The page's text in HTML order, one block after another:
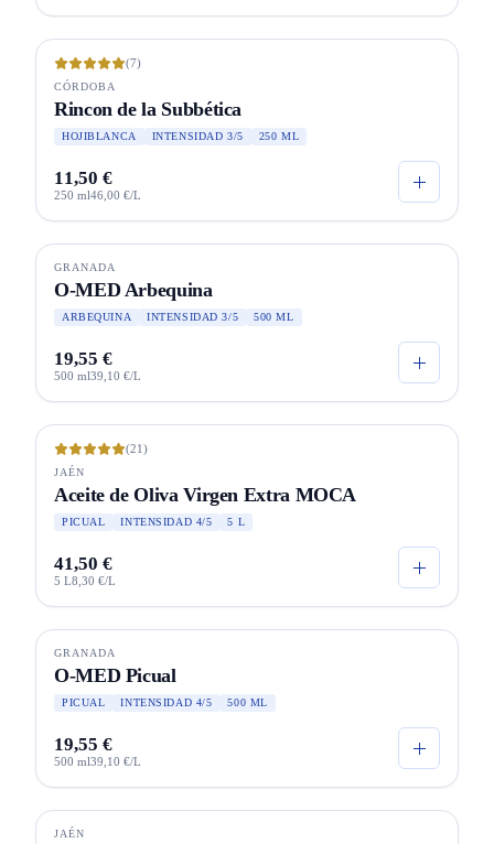
(7)
CÓRDOBA
Rincon de la Subbética
HOJIBLANCA INTENSIDAD 3/5 250 ML
11,50 €
250 ml46,00 €/L
GRANADA
O-MED Arbequina
ARBEQUINA INTENSIDAD 3/5 500 ML
19,55 €
500 ml39,10 €/L
(21)
JAÉN
Aceite de Oliva Virgen Extra MOCA
PICUAL INTENSIDAD 4/5 5 L
41,50 €
5 L8,30 €/L
GRANADA
O-MED Picual
PICUAL INTENSIDAD 4/5 500 ML
19,55 €
500 ml39,10 €/L
JAÉN